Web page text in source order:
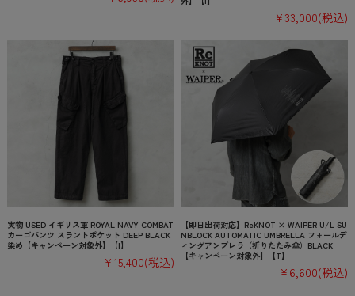
¥33,000(税込)
実物 USED イギリス軍 ROYAL NAVY COMBAT
カーゴパンツ スラントポケット DEEP BLACK
染め【キャンペーン対象外】【I】
¥15,400(税込)
【即日出荷対応】ReKNOT × WAIPER U/L SU
NBLOCK AUTOMATIC UMBRELLA フォールデ
ィングアンブレラ（折りたたみ傘）BLACK
【キャンペーン対象外】【T】
¥6,600(税込)